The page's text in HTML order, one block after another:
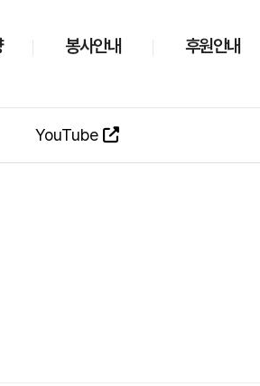
봉사안내 후원안내
YouTube